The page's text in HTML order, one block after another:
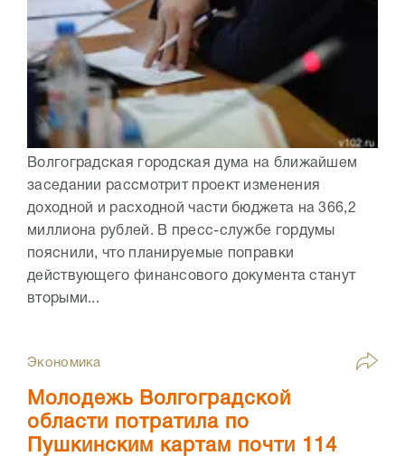
Волгоградская городская дума на ближайшем
заседании рассмотрит проект изменения
доходной и расходной части бюджета на 366,2
миллиона рублей. В пресс-службе гордумы
пояснили, что планируемые поправки
действующего финансового документа станут
вторыми...
Экономика
Молодежь Волгоградской
области потратила по
Пушкинским картам почти 114